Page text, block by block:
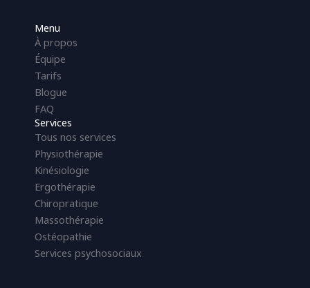
Menu
À propos
Équipe
Tarifs
Blogue
FAQ
Services
Tous nos services
Physiothérapie
Kinésiologie
Ergothérapie
Chiropratique
Massothérapie
Ostéopathie
Services psychosociaux